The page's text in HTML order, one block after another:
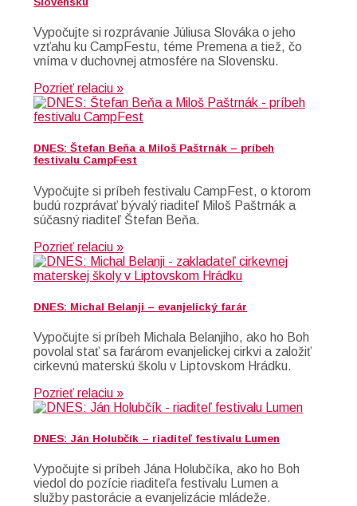
Vypočujte si rozprávanie Júliusa Slováka o jeho
vzťahu ku CampFestu, téme Premena a tiež, čo
vníma v duchovnej atmosfére na Slovensku.
Pozrieť relaciu »
DNES: Štefan Beňa a Miloš Paštrnák – príbeh
festivalu CampFest
Vypočujte si príbeh festivalu CampFest, o ktorom
budú rozprávať bývalý riaditeľ Miloš Paštrnák a
súčasný riaditeľ Štefan Beňa.
Pozrieť relaciu »
DNES: Michal Belanji – evanjelický farár
Vypočujte si príbeh Michala Belanjiho, ako ho Boh
povolal stať sa farárom evanjelickej cirkvi a založiť
cirkevnú materskú školu v Liptovskom Hrádku.
Pozrieť relaciu »
DNES: Ján Holubčík – riaditeľ festivalu Lumen
Vypočujte si príbeh Jána Holubčíka, ako ho Boh
viedol do pozície riaditeľa festivalu Lumen a
služby pastorácie a evanjelizácie mládeže.